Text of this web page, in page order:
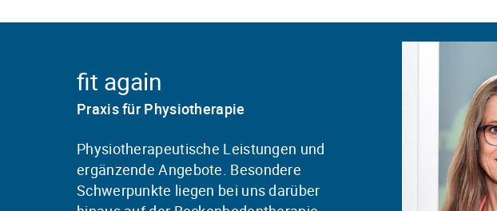
fit again
Praxis für Physiotherapie
Physiotherapeutische Leistungen und
ergänzende Angebote. Besondere
Schwerpunkte liegen bei uns darüber